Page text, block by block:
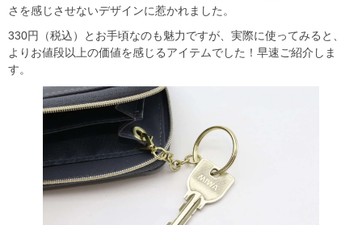
さを感じさせないデザインに惹かれました。
330円（税込）とお手頃なのも魅力ですが、実際に使ってみると、
よりお値段以上の価値を感じるアイテムでした！早速ご紹介しま
す。